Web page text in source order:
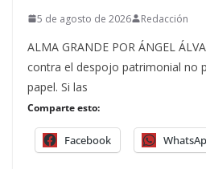
5 de agosto de 2026 Redacción
ALMA GRANDE POR ÁNGEL
contra el despojo patrimonial no
papel. Si las
Comparte esto:
Facebook